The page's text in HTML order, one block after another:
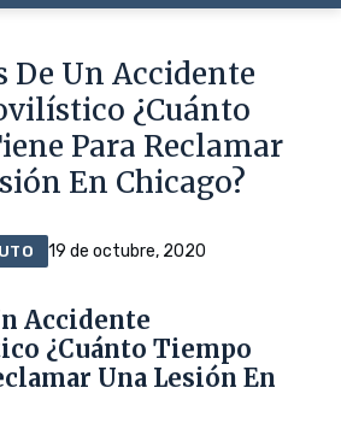
De Un Accidente
¿Cuánto
Para Reclamar
En Chicago?
19 de octubre, 2020
Accidente
¿Cuánto Tiempo
Una Lesión En